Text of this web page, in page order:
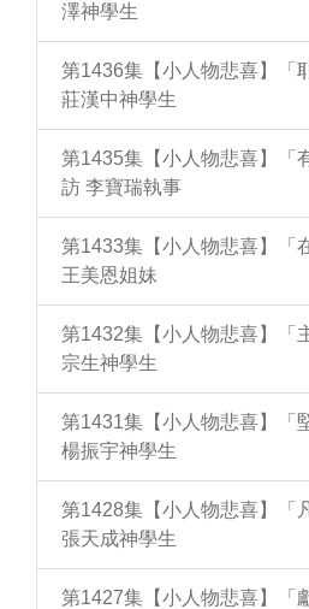
澤神學生
第1436集【小人物悲喜】「
莊漢中神學生
第1435集【小人物悲喜】「
訪 李寶瑞執事
第1433集【小人物悲喜】「
王美恩姐妹
第1432集【小人物悲喜】「
宗生神學生
第1431集【小人物悲喜】「
楊振宇神學生
第1428集【小人物悲喜】「
張天成神學生
第1427集【小人物悲喜】「